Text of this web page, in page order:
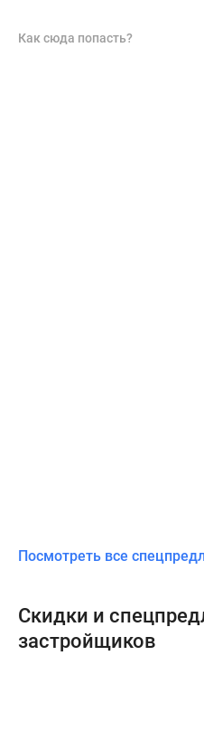
Как сюда попасть?
Посмотреть все
Скидки и
застройщиков